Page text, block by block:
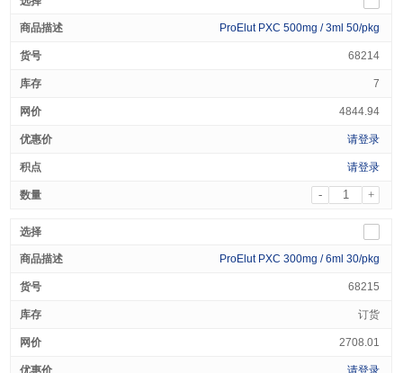
ProElut PXC 500mg / 3ml 50/pkg
68214
7
4844.94
请登录
请登录
- +
ProElut PXC 300mg / 6ml 30/pkg
68215
订货
2708.01
请登录